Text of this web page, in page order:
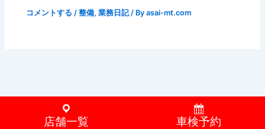
コメントする /整備,業務日記/ Byasai-mt.com
店舗一覧 車検予約